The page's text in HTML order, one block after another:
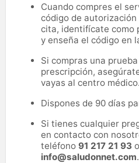
Cuando compres el
código de autorización
cita, identifícate como
y enseña el código en
Si compras una
prescripción,
vayas al centro médico.
Dispones de 90 días
Si tienes cualquier
en contacto con
teléfono 91 217 21 93
info@saludonnet.com.